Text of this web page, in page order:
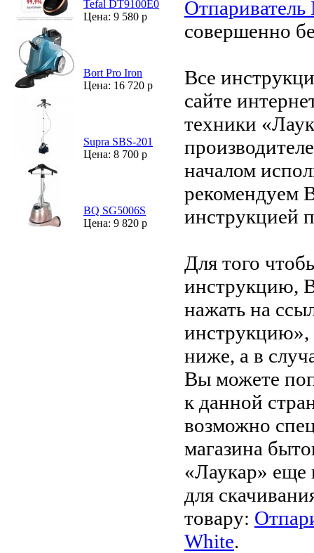
Tefal DT9100E0
Цена: 9 580 р
Bort Pro Iron
Цена: 16 720 р
Supra SBS-201
Цена: 8 700 р
BQ SG5006S
Цена: 9 820 р
совершенно
Все
сайте
техники
началом
рекомендуем
инструкцией
Для того
инструкцию,
нажать на
ниже, а в
Вы можете
к данной
возможно
магазина
«Лаукар» еще
для
товару:
White.